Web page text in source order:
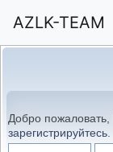
AZLK-TEAM
Добро пожаловать,
зарегистрируйтесь